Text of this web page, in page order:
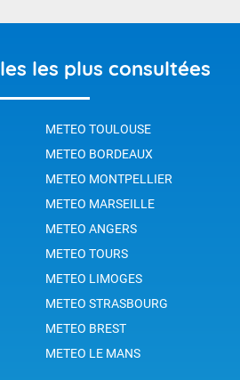
les plus consultées
METEO TOULOUSE
METEO BORDEAUX
METEO MONTPELLIER
METEO MARSEILLE
METEO ANGERS
METEO TOURS
METEO LIMOGES
METEO STRASBOURG
METEO BREST
METEO LE MANS